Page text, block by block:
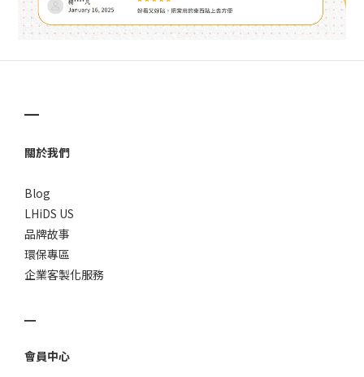
關於我們
Blog
LHiDS US
品牌故事
環保專區
企業客製化服務
會員中心